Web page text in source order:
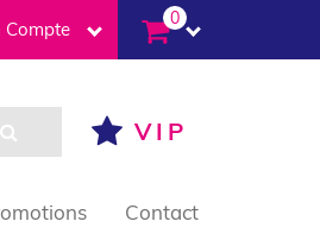
Compte 0
VIP
Contact